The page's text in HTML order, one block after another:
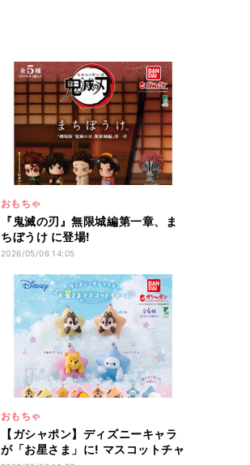
おもちゃ
『鬼滅の刃』無限城編第一章、ま
ちぼうけ に登場!
2026/05/06 14:05
おもちゃ
【ガシャポン】ディズニーキャラ
が「お星さま」に! マスコットチャ